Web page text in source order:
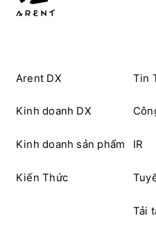
Arent DX
Kinh doanh DX
Kinh doanh sản phẩm
Kiến Thức
Tin
IR
Tải